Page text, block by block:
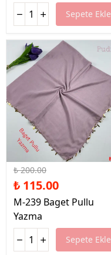
Sepete Ekle
%43 İndirim
₺ 200.00
₺ 115.00
M-239 Baget Pullu
Yazma
Sepete Ekle